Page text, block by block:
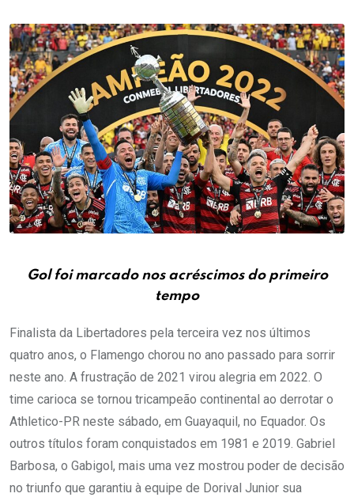
Gol foi marcado nos acréscimos do primeiro
tempo
Finalista da Libertadores pela terceira vez nos últimos
quatro anos, o Flamengo chorou no ano passado para sorrir
neste ano. A frustração de 2021 virou alegria em 2022. O
time carioca se tornou tricampeão continental ao derrotar o
Athletico-PR neste sábado, em Guayaquil, no Equador. Os
outros títulos foram conquistados em 1981 e 2019. Gabriel
Barbosa, o Gabigol, mais uma vez mostrou poder de decisão
no triunfo que garantiu à equipe de Dorival Junior sua